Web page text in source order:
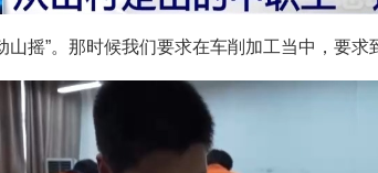
摇”。那时候我们要求在车削加工当中，要求